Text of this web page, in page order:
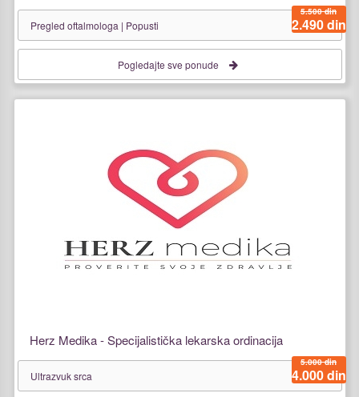
Pregled oftalmologa | Popusti
5.500 din
2.490 din
Pogledajte sve ponude
Herz Medika - Specijalistička lekarska ordinacija
Ultrazvuk srca
5.000 din
4.000 din